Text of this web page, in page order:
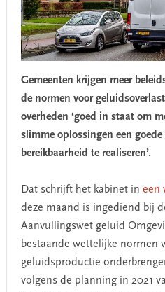
Gemeenten krijgen meer
de normen voor
overheden ‘goed in staat om
slimme oplossingen een
bereikbaarheid te realiseren’.
Dat schrijft het kabinet in een
deze maand is ingediend bij
Aanvullingswet geluid
bestaande wettelijke normen
geluidsproductie
volgens de planning in 2021